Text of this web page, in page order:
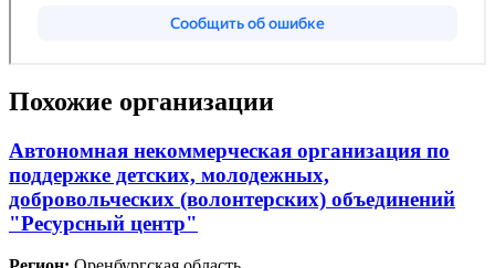
Похожие организации
Автономная некоммерческая организация по
поддержке детских, молодежных,
добровольческих (волонтерских) объединений
"Ресурсный центр"